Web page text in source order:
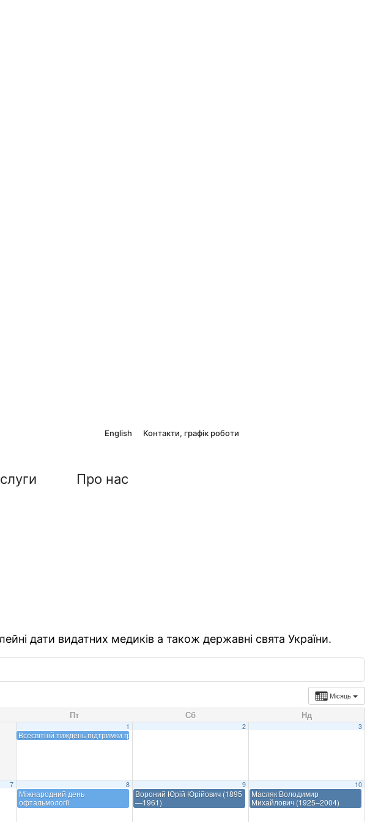
English Контакти, графік роботи
Про нас
дати видатних медиків а також державні свята України.
Місяць
Пт Сб Нд
1
Всесвітній тиждень підтримки грудного вигодовування
2 3
7 8
Міжнародний день
офтальмології
9
Вороний Юрій Юрійович (1895
—1961)
10
Масляк Володимир
Михайлович (1925–2004)